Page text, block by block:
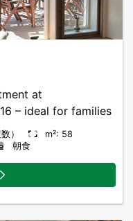
at
– ideal for families
）
m²: 58
朝食